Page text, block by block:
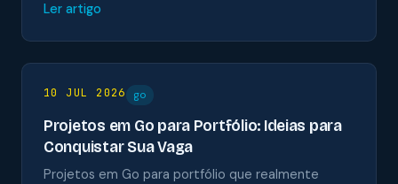
Ler artigo
10 JUL 2026 go
Projetos em Go para Portfólio: Ideias para
Conquistar Sua Vaga
Projetos em Go para portfólio que realmente